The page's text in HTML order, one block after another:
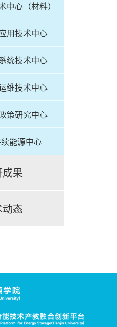
中心（材料）
用技术中心
统技术中心
维技术中心
策研究中心
能源中心
成果
动态